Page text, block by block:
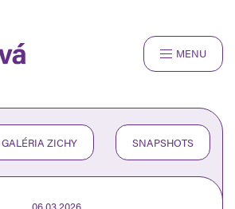
MENU
RECENZIE ČLÁNKY
SNAPSHOTS
ZICHY SNAPSHOTS